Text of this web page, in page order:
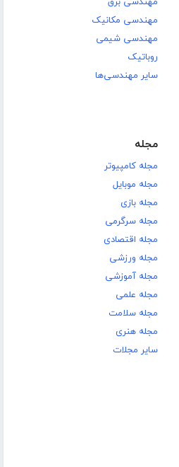
مهندسی مکانیک
مهندسی شیمی
روباتیک
سایر مهندسی‌ها
مجله
مجله کامپیوتر
مجله موبایل
مجله بازی
مجله سرگرمی
مجله اقتصادی
مجله ورزشی
مجله آموزشی
مجله علمی
مجله سلامت
مجله هنری
سایر مجلات